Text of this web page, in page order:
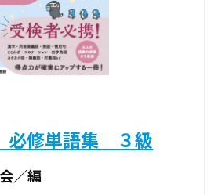
必修単語集 ３級
／編